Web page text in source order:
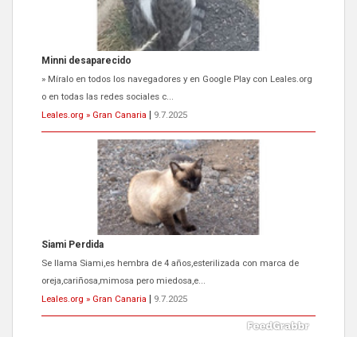
Siami Perdida
Se llama Siami,es hembra de 4 años,esterilizada con marca de
oreja,cariñosa,mimosa pero miedosa,e...
Leales.org » Gran Canaria
9.7.2025
ADOPCIÓN URGENTE GATA TEROR GRAN CANARIA
El ayuntamiento se va a llevar a Los Gatos callejeros de la zona los
próximos días, ella incluida...
Leales.org » Gran Canaria
9.7.2025